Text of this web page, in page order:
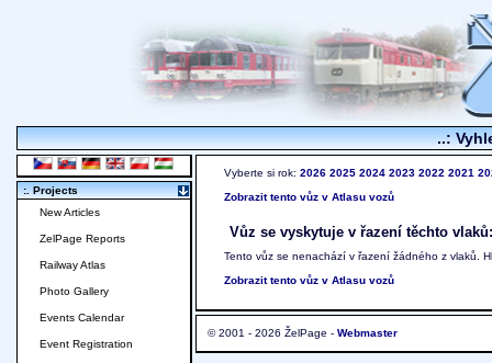
..:
Vyberte si rok: 2026 2025 2024 2023 2022 2021
Zobrazit tento vůz v Atlasu vozů
Vůz se vyskytuje v řazení těchto vlaků:
Tento vůz se nenachází v řazení žádného z vlaků.
Zobrazit tento vůz v Atlasu vozů
© 2001 - 2026 ŽelPage - Webmaster
:. Projects
New Articles
ZelPage Reports
Railway Atlas
Photo Gallery
Events Calendar
Event Registration